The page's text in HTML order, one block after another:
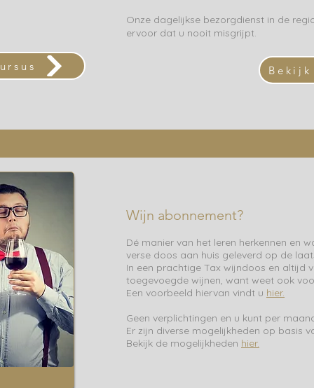
Onze dagelijkse bezorgdienst in de
ervoor dat u nooit misgrijpt.
Wijn abonnement?
Dé manier van het leren herkennen en
verse doos aan huis geleverd op de
In een prachtige Tax wijndoos en altijd
toegevoegde wijnen, want weet ook
Een voorbeeld hiervan vindt u hier.
Geen verplichtingen en u kunt per
Er zijn diverse mogelijkheden op basis
Bekijk de mogelijkheden hier.